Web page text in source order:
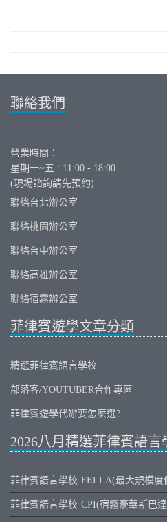
聯絡我們
營業時間：
星期一~五 : 11:00 - 18:00
(現場諮詢請先預約)
聯絡台北辦公室
聯絡桃園辦公室
聯絡台中辦公室
聯絡高雄辦公室
聯絡宿霧辦公室
菲律賓遊學文章分類
精選菲律賓語言學校
部落客/YOUTUBER合作專區
菲律賓遊學代辦要怎麼選?
2026八月精選菲律賓語言
菲律賓語言學校-FELLA(最大規模度
菲律賓語言學校-CPI(宿霧豪華斯巴